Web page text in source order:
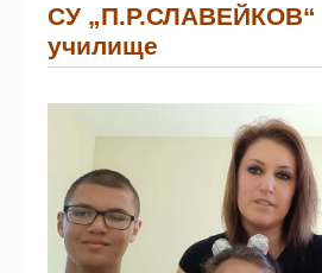
СУ „П.Р.СЛАВЕЙКОВ“
училище